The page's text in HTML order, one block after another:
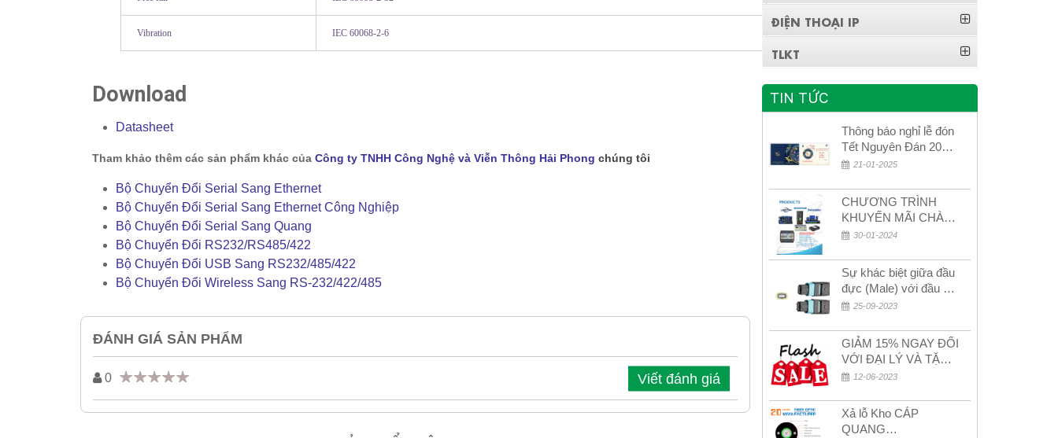
Vibration IEC 60068-2-6
Download
Datasheet
Tham khảo thêm các sản phẩm khác của Công ty TNHH Công Nghệ và Viễn Thông Hải Phong chúng tôi
Bộ Chuyển Đổi Serial Sang Ethernet
Bộ Chuyển Đổi Serial Sang Ethernet Công Nghiệp
Bộ Chuyển Đổi Serial Sang Quang
Bộ Chuyển Đổi RS232/RS485/422
Bộ Chuyển Đổi USB Sang RS232/485/422
Bộ Chuyển Đổi Wireless Sang RS-232/422/485
ĐÁNH GIÁ SẢN PHẨM
0 Viết đánh giá
ĐIỆN THOẠI IP
TLKT
TIN TỨC
Thông báo nghỉ lễ đón
Tết Nguyên Đán 2026
– Xuân Bính Ngọ!
21-01-2025
CHƯƠNG TRÌNH
KHUYẾN MÃI CHÀO
MỪNG NĂM MỚI
30-01-2024
Sự khác biệt giữa đầu
đực (Male) với đầu cái
(Female) trong bộ đầu
25-09-2023
GIẢM 15% NGAY ĐỐI
VỚI ĐẠI LÝ VÀ TẶNG
QUÀ KHÁCH HÀNG
12-06-2023
Xả lỗ Kho CÁP
QUANG